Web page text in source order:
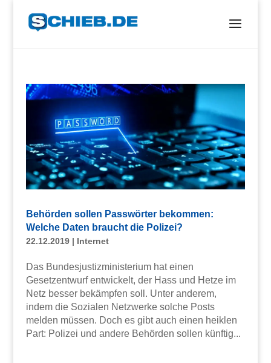
Behörden sollen Passwörter bekommen:
Welche Daten braucht die Polizei?
22.12.2019| Internet
Das Bundesjustizministerium hat einen
Gesetzentwurf entwickelt, der Hass und Hetze im
Netz besser bekämpfen soll. Unter anderem,
indem die Sozialen Netzwerke solche Posts
melden müssen. Doch es gibt auch einen heiklen
Part: Polizei und andere Behörden sollen künftig...